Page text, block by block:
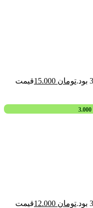
تومان
قیمت
تومان
قیمت